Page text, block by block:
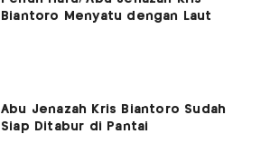
Biantoro Menyatu dengan Laut
Abu Jenazah Kris Biantoro Sudah
Siap Ditabur di Pantai